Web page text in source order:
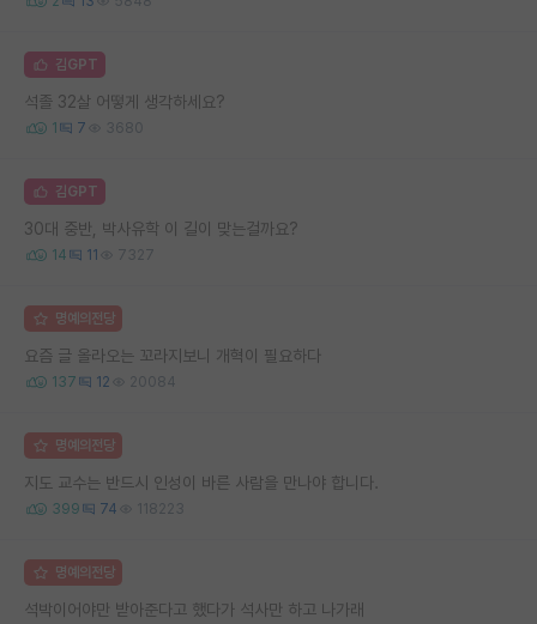
김GPT
석졸 32살 어떻게 생각하세요?
1 7 3680
김GPT
30대 중반, 박사유학 이 길이 맞는걸까요?
14 11 7327
명예의전당
요즘 글 올라오는 꼬라지보니 개혁이 필요하다
137 12 20084
명예의전당
지도 교수는 반드시 인성이 바른 사람을 만나야 합니다.
399 74 118223
명예의전당
석박이어야만 받아준다고 했다가 석사만 하고 나가래